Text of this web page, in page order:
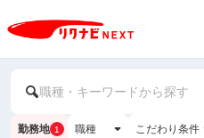
職種・キーワードから探す
勤務地 1 職種 こだわり条件